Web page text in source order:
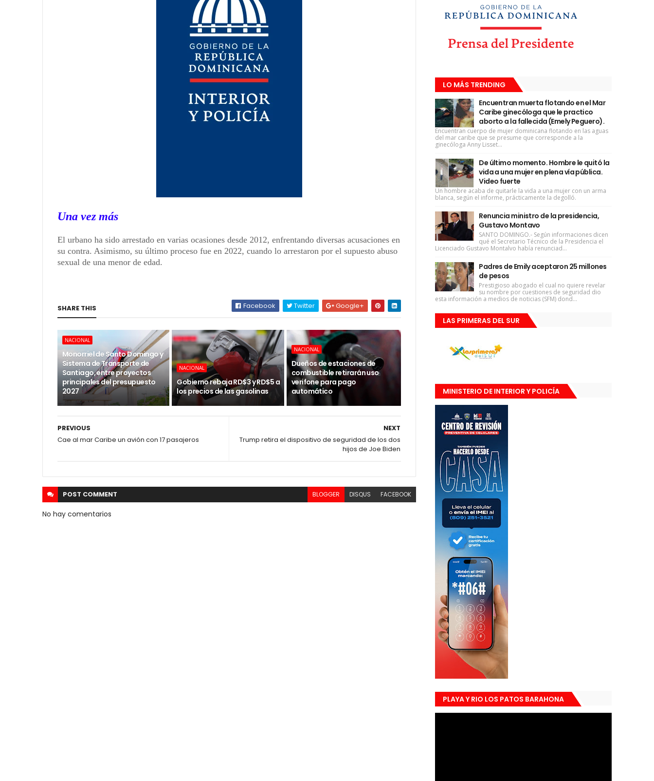
Una vez más
El urbano ha sido arrestado en varias ocasiones desde 2012, enfrentando diversas acusaciones en
su contra. Asimismo, su último proceso fue en 2022, cuando lo arrestaron por el supuesto abuso
sexual de una menor de edad.
SHARE THIS Facebook Twitter Google+
NACIONAL
Monorriel de Santo Domingo y
Sistema de Transporte de
Santiago, entre proyectos
principales del presupuesto
2027
NACIONAL
Gobierno rebaja RD$3 y RD$5 a
los precios de las gasolinas
NACIONAL
Dueños de estaciones de
combustible retirarán uso
verifone para pago
automático
NEXT
Trump retira el dispositivo de seguridad de los dos
hijos de Joe Biden
PREVIOUS
Cae al mar Caribe un avión con 17 pasajeros
POST COMMENT BLOGGER DISQUS FACEBOOK
No hay comentarios
LO MÁS TRENDING
Encuentran muerta flotando en el Mar
Caribe ginecóloga que le practico
aborto a la fallecida (Emely Peguero).
Encuentran cuerpo de mujer dominicana flotando en las aguas
del mar caribe que se presume que corresponde a la
ginecóloga Anny Lisset...
De último momento. Hombre le quitó la
vida a una mujer en plena vía pública.
Video fuerte
Un hombre acaba de quitarle la vida a una mujer con un arma
blanca, según el informe, prácticamente la degolló.
Renuncia ministro de la presidencia,
Gustavo Montavo
SANTO DOMINGO.- Según informaciones dicen
qué el Secretario Técnico de la Presidencia el
Licenciado Gustavo Montalvo había renunciad...
Padres de Emily aceptaron 25 millones
de pesos
Prestigioso abogado el cual no quiere revelar
su nombre por cuestiones de seguridad dio
esta información a medios de noticias (SFM) dond...
LAS PRIMERAS DEL SUR
MINISTERIO DE INTERIOR Y POLICÍA
PLAYA Y RIO LOS PATOS BARAHONA